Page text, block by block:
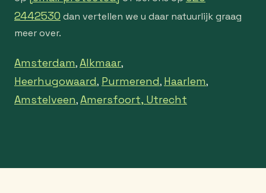
2442530 dan vertellen we u daar natuurlijk graag
meer over.
Amsterdam,Alkmaar,
Heerhugowaard, Purmerend, Haarlem,
Amstelveen,Amersfoort, Utrecht